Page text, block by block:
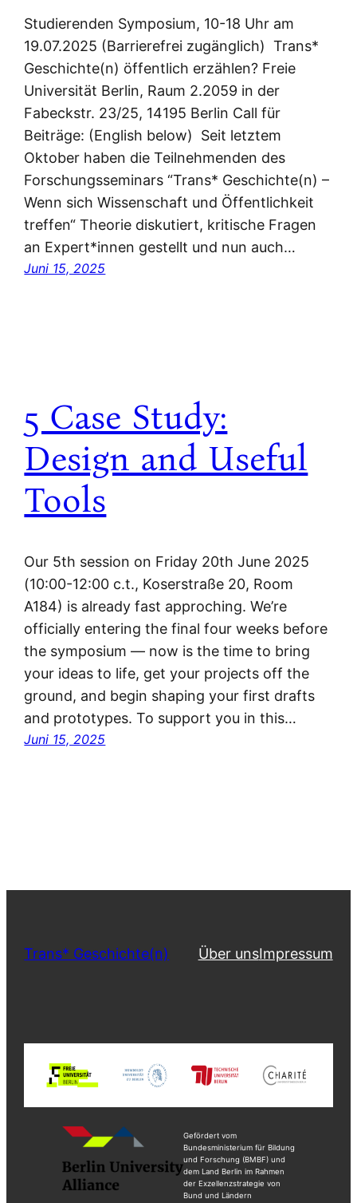
Studierenden Symposium, 10-18 Uhr am
19.07.2025 (Barrierefrei zugänglich) Trans*
Geschichte(n) öffentlich erzählen? Freie
Universität Berlin, Raum 2.2059 in der
Fabeckstr. 23/25, 14195 Berlin Call für
Beiträge: (English below) Seit letztem
Oktober haben die Teilnehmenden des
Forschungsseminars “Trans* Geschichte(n) –
Wenn sich Wissenschaft und Öffentlichkeit
treffen“ Theorie diskutiert, kritische Fragen
an Expert*innen gestellt und nun auch…
Juni 15, 2025
5 Case Study:
Design and Useful
Tools
Our 5th session on Friday 20th June 2025
(10:00-12:00 c.t., Koserstraße 20, Room
A184) is already fast approching. We’re
officially entering the final four weeks before
the symposium — now is the time to bring
your ideas to life, get your projects off the
ground, and begin shaping your first drafts
and prototypes. To support you in this…
Juni 15, 2025
Trans* Geschichte(n) Über unsImpressum
Gefördert vom
Bundesministerium für Bildung
und Forschung (BMBF) und
dem Land Berlin im Rahmen
der Exzellenzstrategie von
Bund und Ländern